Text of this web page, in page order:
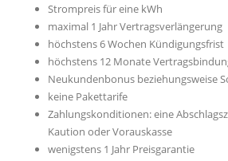
Strompreis für eine kWh
maximal 1 Jahr Vertragsverlängerung
höchstens 6 Wochen Kündigungsfrist
höchstens 12 Monate
Neukundenbonus beziehungsweise
keine Pakettarife
Zahlungskonditionen: eine
Kaution oder Vorauskasse
wenigstens 1 Jahr Preisgarantie